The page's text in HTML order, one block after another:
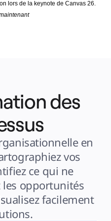
lors de la keynote de Canvas 26.
d’IA
des
en
vos
ce qui ne
opportunités
facilement